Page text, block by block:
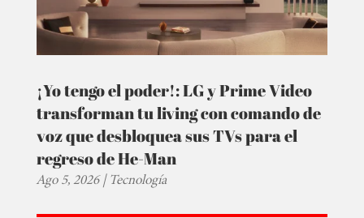
¡Yo tengo el poder!: LG y Prime Video
transforman tu living con comando de
voz que desbloquea sus TVs para el
regreso de He-Man
Ago 5, 2026|Tecnología